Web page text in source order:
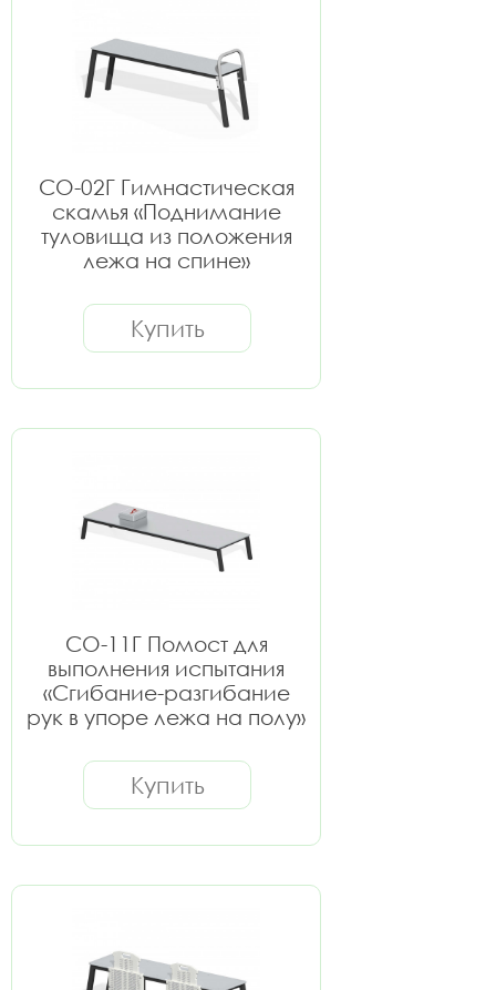
СО-02Г Гимнастическая
скамья «Поднимание
туловища из положения
лежа на спине»
Купить
СО-11Г Помост для
выполнения испытания
«Сгибание-разгибание
рук в упоре лежа на полу»
Купить